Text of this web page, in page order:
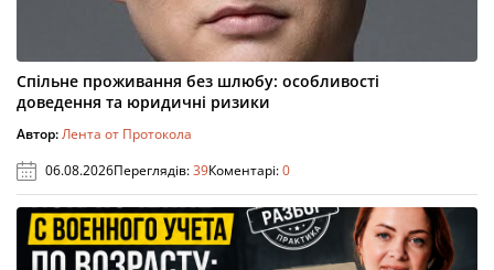
Спільне проживання без шлюбу: особливості
доведення та юридичні ризики
Автор:Лента от Протокола
06.08.2026Переглядів:39Коментарі:0